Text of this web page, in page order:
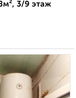
3/9 этаж